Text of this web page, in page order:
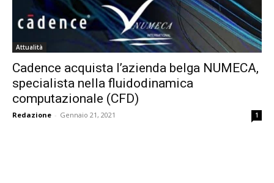
Attualità
Cadence acquista l’azienda belga NUMECA,
specialista nella fluidodinamica
computazionale (CFD)
Redazione - Gennaio 21, 2021 1